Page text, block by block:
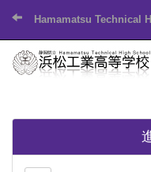
Hamamatsu Technical